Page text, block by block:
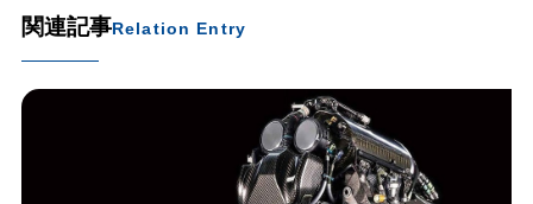
関連記事Relation Entry